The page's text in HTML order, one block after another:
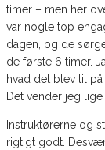
timer – men her
var nogle top
dagen, og de
de første 6 timer.
hvad det blev til på
Det vender jeg
Instruktørerne og
rigtigt godt.